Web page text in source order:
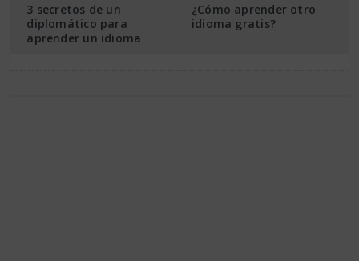
3 secretos de un
diplomático para
aprender un idioma
¿Cómo aprender otro
idioma gratis?